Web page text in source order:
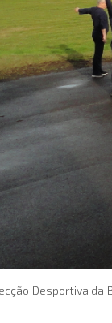
Desportiva da